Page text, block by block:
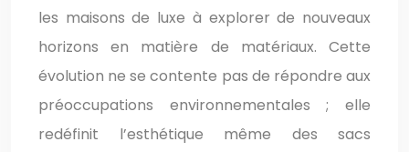
les maisons de luxe à explorer de nouveaux
horizons en matière de matériaux. Cette
évolution ne se contente pas de répondre aux
préoccupations environnementales ; elle
redéfinit l’esthétique même des sacs